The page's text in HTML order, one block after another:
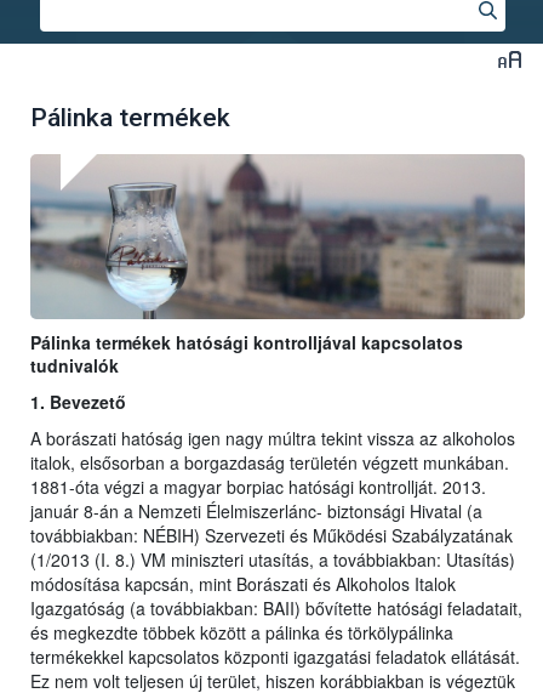
Pálinka termékek
Pálinka termékek hatósági kontrolljával kapcsolatos
tudnivalók
1. Bevezető
A borászati hatóság igen nagy múltra tekint vissza az alkoholos
italok, elsősorban a borgazdaság területén végzett munkában.
1881-óta végzi a magyar borpiac hatósági kontrollját. 2013.
január 8-án a Nemzeti Élelmiszerlánc- biztonsági Hivatal (a
továbbiakban: NÉBIH) Szervezeti és Működési Szabályzatának
(1/2013 (I. 8.) VM miniszteri utasítás, a továbbiakban: Utasítás)
módosítása kapcsán, mint Borászati és Alkoholos Italok
Igazgatóság (a továbbiakban: BAII) bővítette hatósági feladatait,
és megkezdte többek között a pálinka és törkölypálinka
termékekkel kapcsolatos központi igazgatási feladatok ellátását.
Ez nem volt teljesen új terület, hiszen korábbiakban is végeztük